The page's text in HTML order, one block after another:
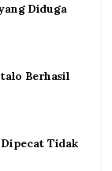
Diduga
Berhasil
Tidak